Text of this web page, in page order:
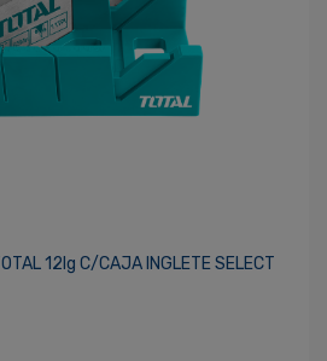
12lg C/CAJA INGLETE SELECT